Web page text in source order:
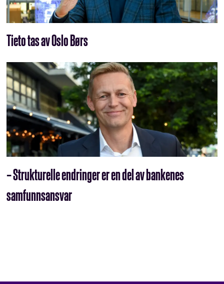
Tieto tas av Oslo Børs
– Strukturelle endringer er en del av bankenes
samfunnsansvar